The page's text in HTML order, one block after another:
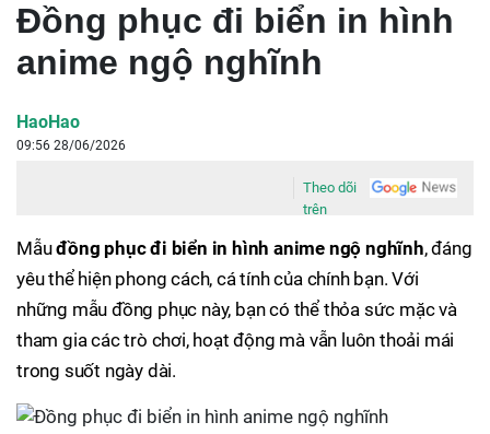
Đồng phục đi biển in hình
anime ngộ nghĩnh
HaoHao
09:56 28/06/2026
Theo dõi
trên
Mẫuđồng phục đi biển in hình anime ngộ nghĩnh, đáng
yêu thể hiện phong cách, cá tính của chính bạn. Với
những mẫu đồng phục này, bạn có thể thỏa sức mặc và
tham gia các trò chơi, hoạt động mà vẫn luôn thoải mái
trong suốt ngày dài.